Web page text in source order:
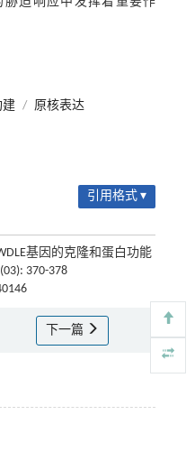
建 / 原核表达
引用格式 ▾
基因的克隆和蛋白功能
370-378
下一篇